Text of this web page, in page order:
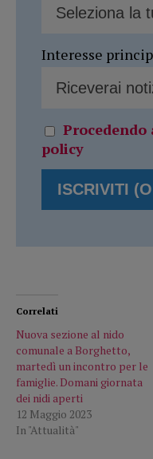
Interesse
policy
Correlati
Nuova sezione al nido
comunale a Borghetto,
martedì un incontro per le
famiglie. Domani giornata
dei nidi aperti
12 Maggio 2023
In "Attualità"